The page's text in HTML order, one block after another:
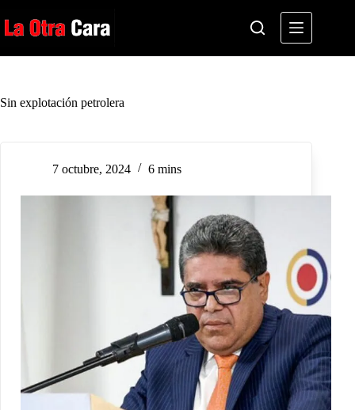
al
contenido
Sin explotación petrolera
7 octubre, 2024 6 mins